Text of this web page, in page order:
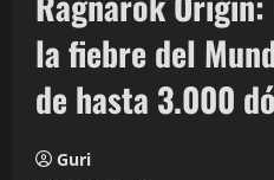
la fiebre del
de hasta 3.000
Guri